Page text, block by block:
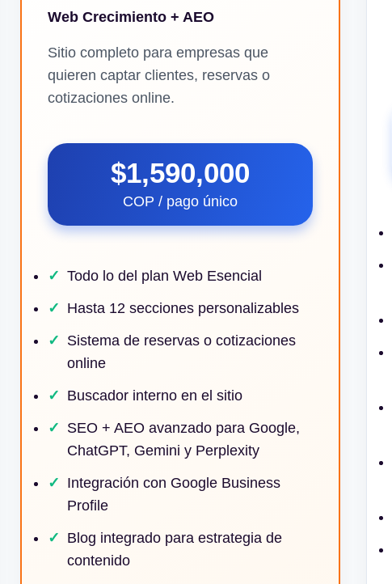
Web Crecimiento + AEO
Sitio completo para empresas que
quieren captar clientes, reservas o
cotizaciones online.
$1,590,000
COP / pago único
Todo lo del plan Web Esencial
Hasta 12 secciones personalizables
Sistema de reservas o cotizaciones
online
Buscador interno en el sitio
SEO + AEO avanzado para Google,
ChatGPT, Gemini y Perplexity
Integración con Google Business
Profile
Blog integrado para estrategia de
contenido